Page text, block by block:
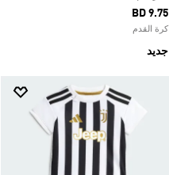
BD 9.75
كرة القدم
جديد